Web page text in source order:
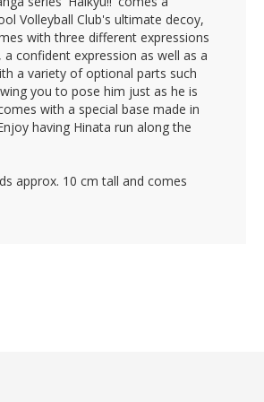
Volleyball Club's ultimate decoy,
with three different expressions
confident expression as well as a
a variety of optional parts such
you to pose him just as he is
with a special base made in
having Hinata run along the
approx. 10 cm tall and comes